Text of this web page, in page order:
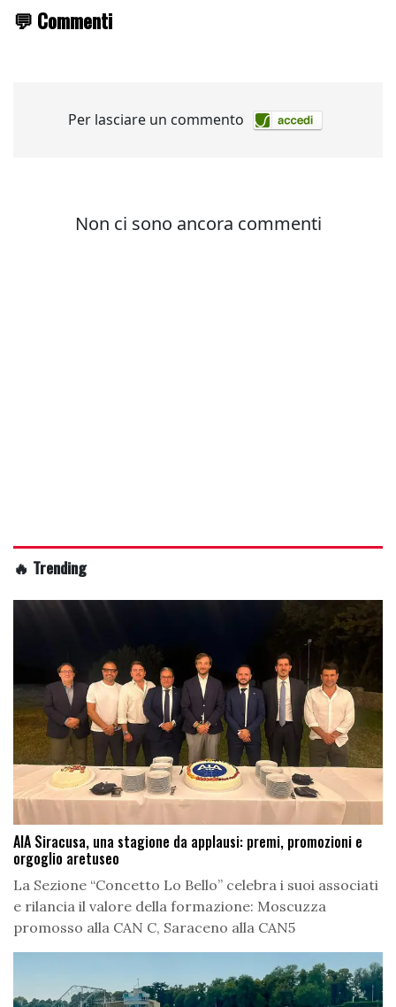
💬 Commenti
🔥 Trending
AIA Siracusa, una stagione da applausi: premi, promozioni e
orgoglio aretuseo
La Sezione “Concetto Lo Bello” celebra i suoi associati
e rilancia il valore della formazione: Moscuzza
promosso alla CAN C, Saraceno alla CAN5